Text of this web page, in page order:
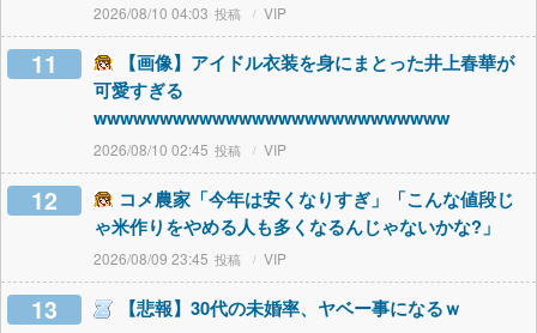
2026/08/10 04:03 VIP
11
【画像】アイドル衣装を身にまとった井上春華が
可愛すぎる
wwwwwwwwwwwwwwwwwwwwwwwwwww
2026/08/10 02:45 VIP
12
コメ農家「今年は安くなりすぎ」「こんな値段じ
ゃ米作りをやめる人も多くなるんじゃないかな?」
2026/08/09 23:45 VIP
13 【悲報】30代の未婚率、ヤベー事になるｗ